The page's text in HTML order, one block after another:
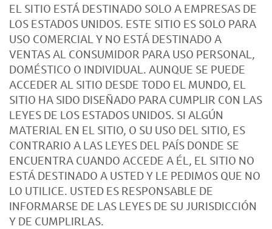
EL SITIO ESTÁ DESTINADO SOLO A EMPRESAS DE
LOS ESTADOS UNIDOS. ESTE SITIO ES SOLO PARA
USO COMERCIAL Y NO ESTÁ DESTINADO A
VENTAS AL CONSUMIDOR PARA USO PERSONAL,
DOMÉSTICO O INDIVIDUAL. AUNQUE SE PUEDE
ACCEDER AL SITIO DESDE TODO EL MUNDO, EL
SITIO HA SIDO DISEÑADO PARA CUMPLIR CON LAS
LEYES DE LOS ESTADOS UNIDOS. SI ALGÚN
MATERIAL EN EL SITIO, O SU USO DEL SITIO, ES
CONTRARIO A LAS LEYES DEL PAÍS DONDE SE
ENCUENTRA CUANDO ACCEDE A ÉL, EL SITIO NO
ESTÁ DESTINADO A USTED Y LE PEDIMOS QUE NO
LO UTILICE. USTED ES RESPONSABLE DE
INFORMARSE DE LAS LEYES DE SU JURISDICCIÓN
Y DE CUMPLIRLAS.